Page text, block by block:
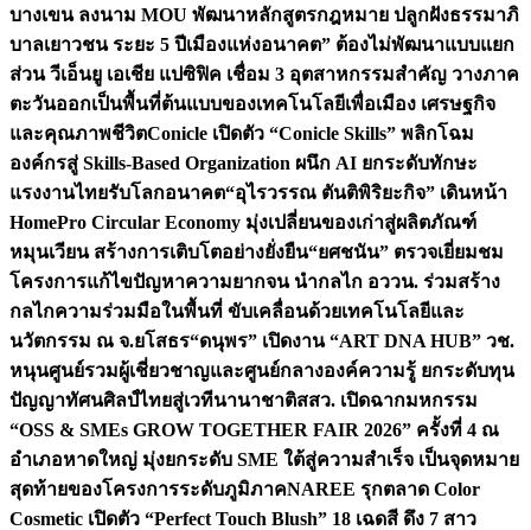
บางเขน ลงนาม MOU พัฒนาหลักสูตรกฎหมาย ปลูกฝังธรรมาภิ
บาลเยาวชน ระยะ 5 ปีเมืองแห่งอนาคต” ต้องไม่พัฒนาแบบแยก
ส่วน วีเอ็นยู เอเชีย แปซิฟิค เชื่อม 3 อุตสาหกรรมสำคัญ วางภาค
ตะวันออกเป็นพื้นที่ต้นแบบของเทคโนโลยีเพื่อเมือง เศรษฐกิจ
และคุณภาพชีวิตConicle เปิดตัว “Conicle Skills” พลิกโฉม
องค์กรสู่ Skills-Based Organization ผนึก AI ยกระดับทักษะ
แรงงานไทยรับโลกอนาคต“อุไรวรรณ ตันติพิริยะกิจ” เดินหน้า
HomePro Circular Economy มุ่งเปลี่ยนของเก่าสู่ผลิตภัณฑ์
หมุนเวียน สร้างการเติบโตอย่างยั่งยืน“ยศชนัน” ตรวจเยี่ยมชม
โครงการแก้ไขปัญหาความยากจน นำกลไก อววน. ร่วมสร้าง
กลไกความร่วมมือในพื้นที่ ขับเคลื่อนด้วยเทคโนโลยีและ
นวัตกรรม ณ จ.ยโสธร“ดนุพร” เปิดงาน “ART DNA HUB” วช.
หนุนศูนย์รวมผู้เชี่ยวชาญและศูนย์กลางองค์ความรู้ ยกระดับทุน
ปัญญาทัศนศิลป์ไทยสู่เวทีนานาชาติสสว. เปิดฉากมหกรรม
“OSS & SMEs GROW TOGETHER FAIR 2026” ครั้งที่ 4 ณ
อำเภอหาดใหญ่ มุ่งยกระดับ SME ใต้สู่ความสำเร็จ เป็นจุดหมาย
สุดท้ายของโครงการระดับภูมิภาคNAREE รุกตลาด Color
Cosmetic เปิดตัว “Perfect Touch Blush” 18 เฉดสี ดึง 7 สาว